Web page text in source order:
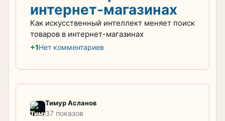
интернет-магазинах
Как искусственный интеллект меняет поиск
товаров в интернет-магазинах
+1Нет комментариев
Тимур Асланов
37 показов